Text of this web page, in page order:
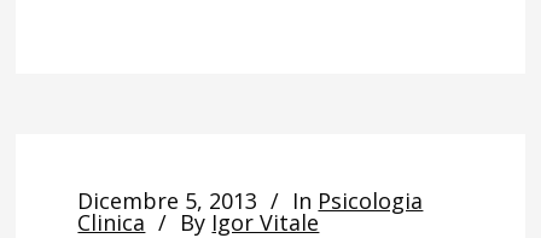
Dicembre 5, 2013 In Psicologia
Clinica By Igor Vitale